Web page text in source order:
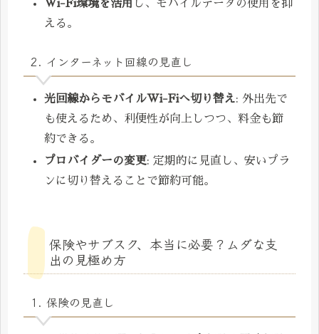
Wi-Fi環境を活用 し、モバイルデータの使用を抑
える。
2. インターネット回線の見直し
光回線からモバイルWi-Fiへ切り替え: 外出先で
も使えるため、利便性が向上しつつ、料金も節
約できる。
プロバイダーの変更: 定期的に見直し、安いプラ
ンに切り替えることで節約可能。
保険やサブスク、本当に必要？ムダな支
出の見極め方
1. 保険の見直し